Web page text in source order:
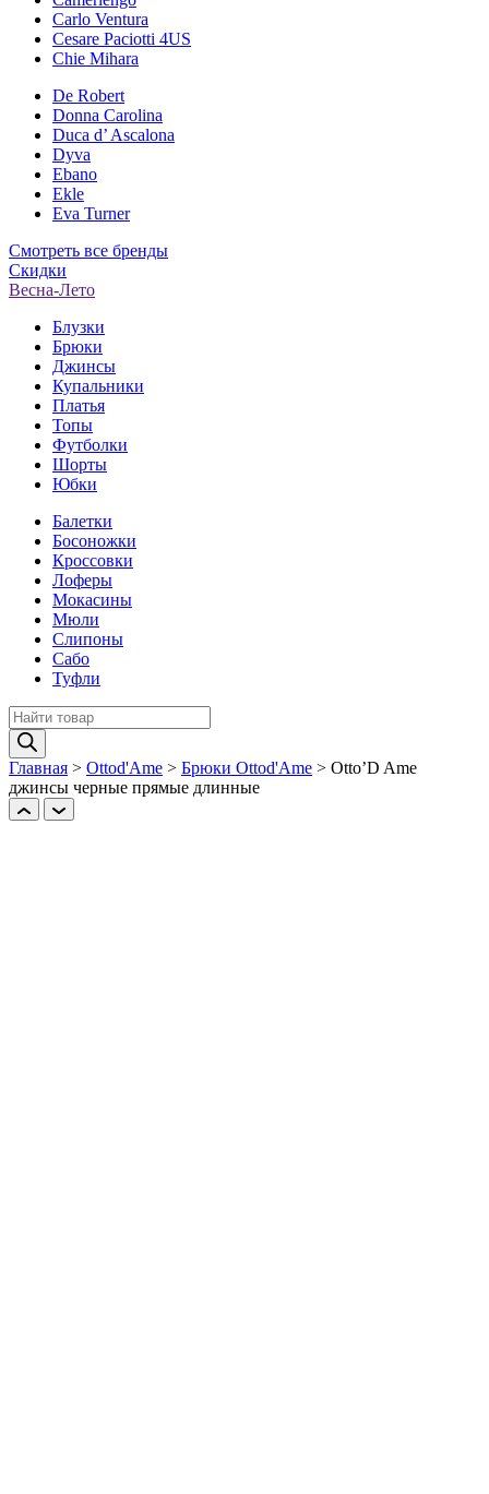
Carlo Ventura
Cesare Paciotti 4US
Chie Mihara
De Robert
Donna Carolina
Duca d’ Ascalona
Dyva
Ebano
Ekle
Eva Turner
Смотреть все бренды
Скидки
Весна-Лето
Блузки
Брюки
Джинсы
Купальники
Платья
Топы
Футболки
Шорты
Юбки
Балетки
Босоножки
Кроссовки
Лоферы
Мокасины
Мюли
Слипоны
Сабо
Туфли
Поиск
товаров
Главная > Ottod'Ame > Брюки Ottod'Ame > Otto’D Ame
джинсы черные прямые длинные